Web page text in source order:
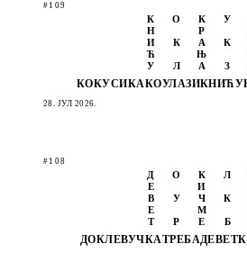
#109
К О К У
Н
Р
И
К А К
Ћ
Њ
У
Л А З
КОКУСИКАКОУЛАЗИКНИЋУ
28. ЈУЛ 2026.
#108
Д О К Л
Е
И
В
У Ч К
Е
М
Т
Р Е Б
ДОКЛЕВУЧКАТРЕБАДЕВЕТ